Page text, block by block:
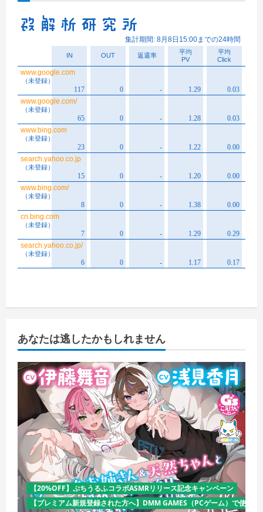
あなたは逃したかもしれません
【20%OFF】ぷちうるふコラボASMRリリース記念キャンペーン
【プレミアム新規登録された方へ】DMM GAMES（PCゲーム）で使え